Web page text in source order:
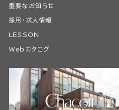
重要なお知らせ
採用・求人情報
LESSON
Webカタログ